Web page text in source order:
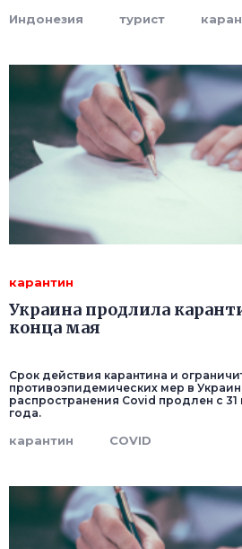
Индонезия турист
карантин
Украина продлила
конца мая
Срок действия карантина и
противоэпидемических мер в
распространения Covid продлен с 31
года.
карантин COVID